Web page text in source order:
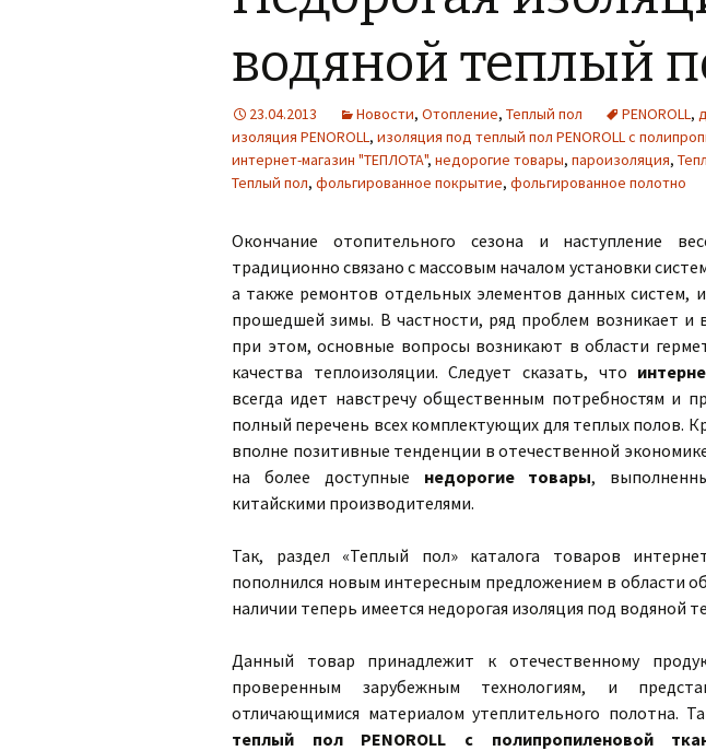
водяной теплый
23.04.2013 Новости, Отопление, Теплый пол PENOROLL,
изоляция PENOROLL, изоляция под теплый пол PENOROLL с
интернет-магазин "ТЕПЛОТА", недорогие товары, пароизоляция,
Теплый пол, фольгированное покрытие, фольгированное полотно
Окончание отопительного сезона и наступление
традиционно связано с массовым началом установки
а также ремонтов отдельных элементов данных систем,
прошедшей зимы. В частности, ряд проблем возникает и
при этом, основные вопросы возникают в области
качества теплоизоляции. Следует сказать, что
всегда идет навстречу общественным потребностям и
полный перечень всех комплектующих для теплых полов.
вполне позитивные тенденции в отечественной
на более доступные недорогие товары,
китайскими производителями.
Так, раздел «Теплый пол» каталога товаров
пополнился новым интересным предложением в области
наличии теперь имеется недорогая изоляция под водяной
Данный товар принадлежит к отечественному
проверенным зарубежным технологиям, и
отличающимися материалом утеплительного полотна.
теплый пол PENOROLL с полипропиленовой